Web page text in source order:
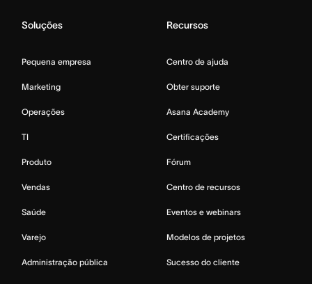
Soluções
Pequena empresa
Marketing
Operações
TI
Produto
Vendas
Saúde
Varejo
Administração pública
Recursos
Centro de ajuda
Obter suporte
Asana Academy
Certificações
Fórum
Centro de recursos
Eventos e webinars
Modelos de projetos
Sucesso do cliente